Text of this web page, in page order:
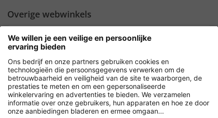
Overige webwinkels
Nederland
Payment and Delivery
Versleuteling met